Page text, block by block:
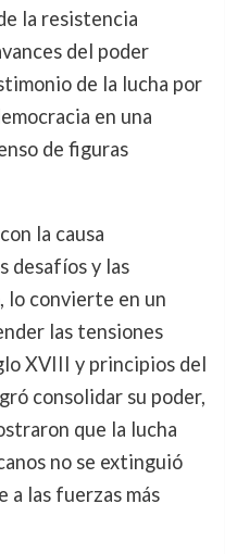
la resistencia
del poder
de la lucha por
en una
de figuras
la causa
desafíos y las
lo convierte en un
las tensiones
XVIII y principios del
consolidar su poder,
que la lucha
no se extinguió
las fuerzas más